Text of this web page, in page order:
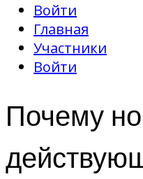
Войти
Главная
Участники
Войти
Почему